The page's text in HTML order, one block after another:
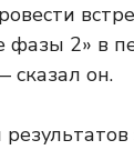
фазы 2» в
сказал он.